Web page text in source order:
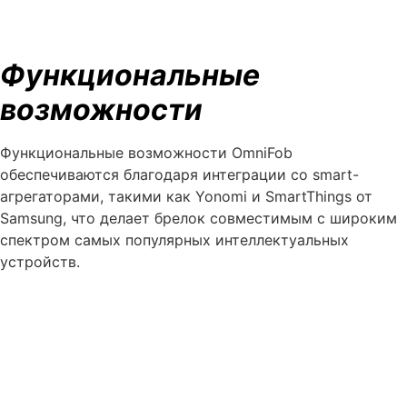
Функциональные
возможности
Функциональные возможности OmniFob
обеспечиваются благодаря интеграции со smart-
агрегаторами, такими как Yonomi и SmartThings от
Samsung, что делает брелок совместимым с широким
спектром самых популярных интеллектуальных
устройств.